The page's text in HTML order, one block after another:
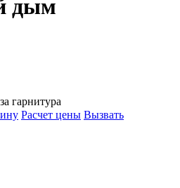
дым
гарнитура
Расчет цены Вызвать